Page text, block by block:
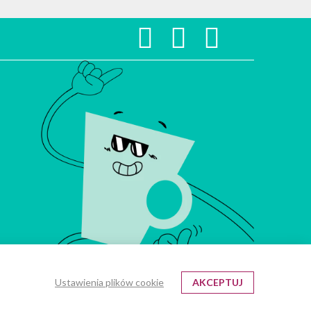
Herbata melisa
Towar do dalszej sprzedaży
Asortyment do odsprzedaży
Produkty dla resellerów
Oferta dla resellerów
Ustawienia plików cookie AKCEPTUJ